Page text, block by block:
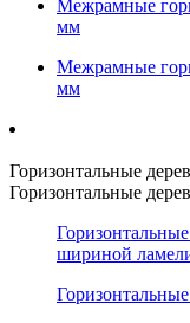
Межрамные
мм
Межрамные
мм
Горизонтальные
Горизонтальные
шириной